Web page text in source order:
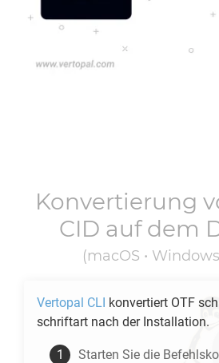
Konvertierung
CID auf dem
(macOS •
Vertopal CLI konvertiert OTF
schriftart nach der Installation.
Starten Sie die